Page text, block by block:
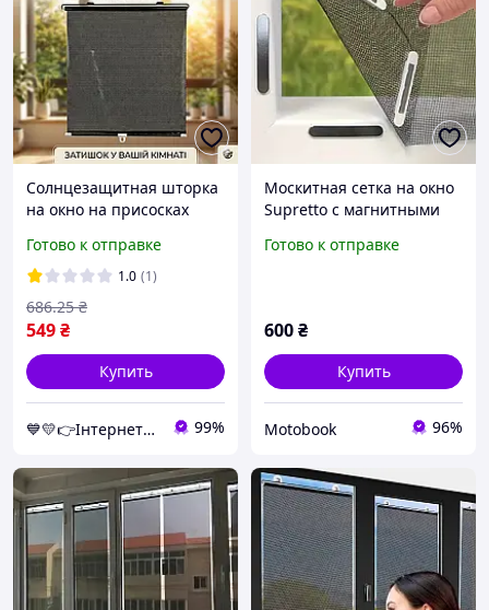
Солнцезащитная шторка
на окно на присосках
Чёрный, ролеты на окна
без сверления
Готово к отправке
1.0 (1)
549₴
686.25 ₴
Купить
💙💛👉Інтернет-маркет "НашТорг"🎁％🚚 ⤵ 99%
Москитная сетка на окно
Supretto с магнитными
Готово к отправке
600₴
Купить
Motobook 96%